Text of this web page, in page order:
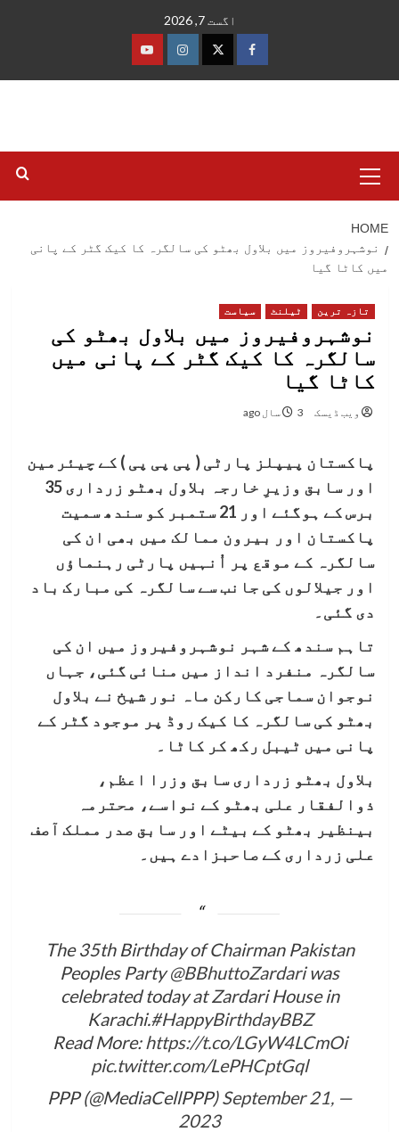
اگست 7, 2026
فیس
ٹوئٹرانسٹاگرام
یوٹیوب
Menu
HOME
نوشہروفیروز میں بلاول بھٹو کی سالگرہ کا کیک گٹر کے پانی
میں کاٹا گیا
تازہ ترین ٹیلنٹ سیاست
نوشہروفیروز میں بلاول بھٹو کی
سالگرہ کا کیک گٹر کے پانی میں
کاٹا گیا
ویب ڈیسک 3 سال ago
پاکستان پیپلز پارٹی ( پی پی پی ) کے چیئرمین
اور سابق وزیرِ خارجہ بلاول بھٹو زرداری 35
برس کے ہوگئے اور 21 ستمبر کو سندھ سمیت
پاکستان اور بیرون ممالک میں بھی ان کی
سالگرہ کے موقع پر اُنہیں پارٹی رہنماؤں
اور جیلالوں کی جانب سے سالگرہ کی مبارک باد
دی گئی۔
تاہم سندھ کے شہر نوشہروفیروز میں ان کی
سالگرہ منفرد انداز میں منائی گئی، جہاں
نوجوان سماجی کارکن ماہ نور شیخ نے بلاول
بھٹو کی سالگرہ کا کیک روڈ پر موجود گٹر کے
پانی میں ٹیبل رکھ کر کاٹا۔
بلاول بھٹو زرداری سابق وزرا اعظم،
ذوالفقار علی بھٹو کے نواسے، محترمہ
بینظیر بھٹو کے بیٹے اور سابق صدر مملک آصف
علی زرداری کے صاحبزادے ہیں۔
The 35th Birthday of Chairman Pakistan
Peoples Party@BBhuttoZardariwas
celebrated today at Zardari House in
Karachi.#HappyBirthdayBBZ
Read More:https://t.co/LGyW4LCmOi
pic.twitter.com/LePHCptGql
— PPP (@MediaCellPPP)
September 21,
2023